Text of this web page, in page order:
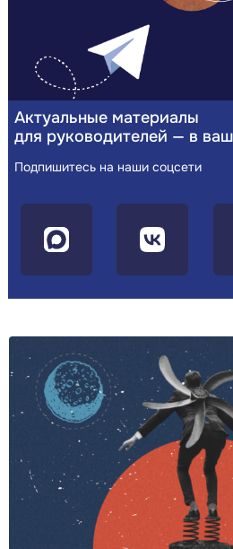
Актуальные материалы
для руководителей — в
Подпишитесь на наши соцсети